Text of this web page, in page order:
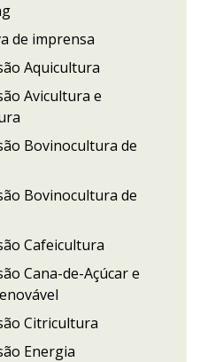
de imprensa
Aquicultura
Avicultura e
Bovinocultura de
Bovinocultura de
Cafeicultura
Cana-de-Açúcar e
Citricultura
Energia